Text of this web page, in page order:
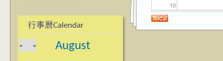
行事曆Calendar
August
«
»
10
11